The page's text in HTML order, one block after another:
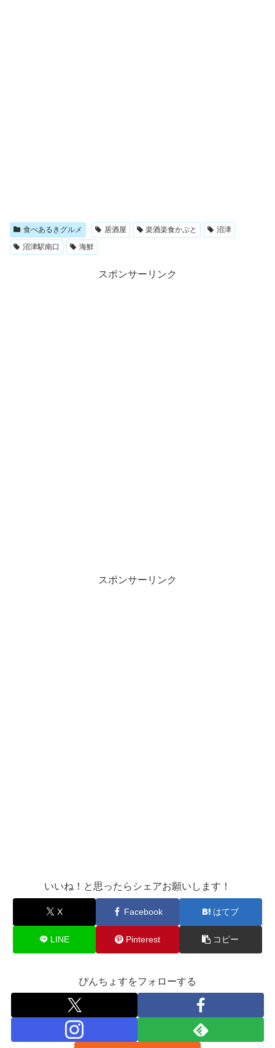
食べあるきグルメ 居酒屋 楽酒楽食かぶと
沼津
沼津駅南口
海鮮
スポンサーリンク
スポンサーリンク
いいね！と思ったらシェアお願いします！
X Facebook はてブ
LINE Pinterest コピー
ぴんちょすをフォローする